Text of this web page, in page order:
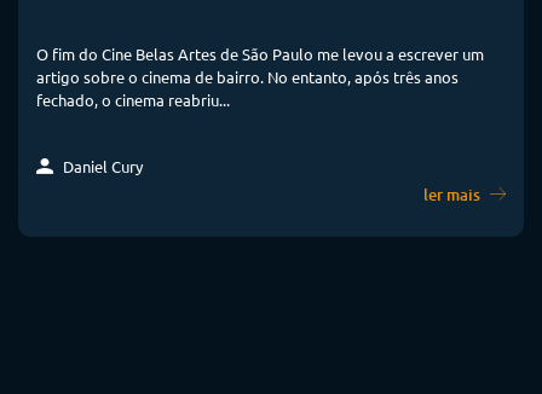
O fim do Cine Belas Artes de São Paulo me levou a escrever um
artigo sobre o cinema de bairro. No entanto, após três anos
fechado, o cinema reabriu...
Daniel Cury
ler mais